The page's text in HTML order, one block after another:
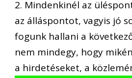
2. Mindenkinél az
az álláspontot, vagyis jó
fogunk hallani a
nem mindegy, hogy
a hirdetéseket, a